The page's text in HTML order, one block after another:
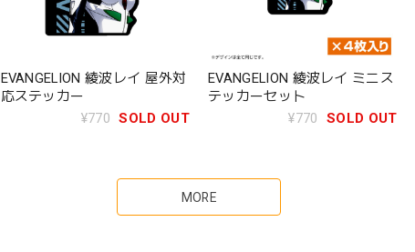
EVANGELION 綾波レイ 屋外対
応ステッカー
¥770 SOLD OUT
EVANGELION 綾波レイ ミニス
テッカーセット
¥770
SOLD OUT
MORE